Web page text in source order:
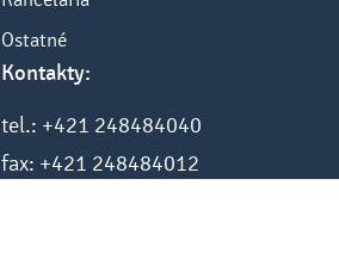
Ostatné
Kontakty:
tel.: +421 248484040
fax: +421 248484012